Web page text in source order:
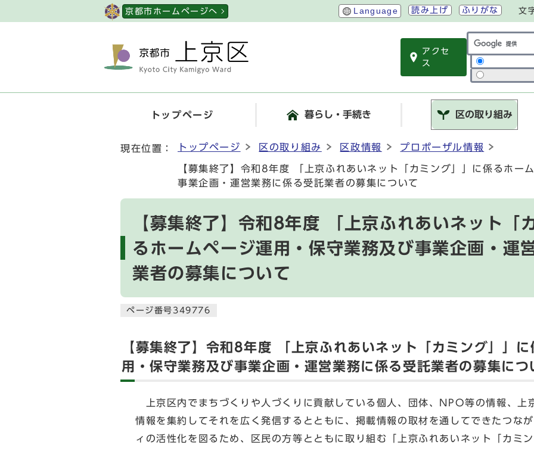
京都市ホームページへ Language 読み上げ ふりがな 文
アクセ
ス
サイト内検索
トップページ 暮らし・手続き 区の取り組み
現在位置： トップページ 区の取り組み 区政情報 プロポーザル情報
【募集終了】令和8年度 「上京ふれあいネット「カミング」」に係るホー
事業企画・運営業務に係る受託業者の募集について
【募集終了】令和8年度 「上京ふれあいネット「
るホームページ運用・保守業務及び事業企画・運
業者の募集について
ページ番号349776
【募集終了】令和8年度 「上京ふれあいネット「カミング」」
用・保守業務及び事業企画・運営業務に係る受託業者の募集につ
上京区内でまちづくりや人づくりに貢献している個人、団体、NPO等の情報、上
情報を集約してそれを広く発信するとともに、掲載情報の取材を通してできたつな
ィの活性化を図るため、区民の方等とともに取り組む「上京ふれあいネット「カミ